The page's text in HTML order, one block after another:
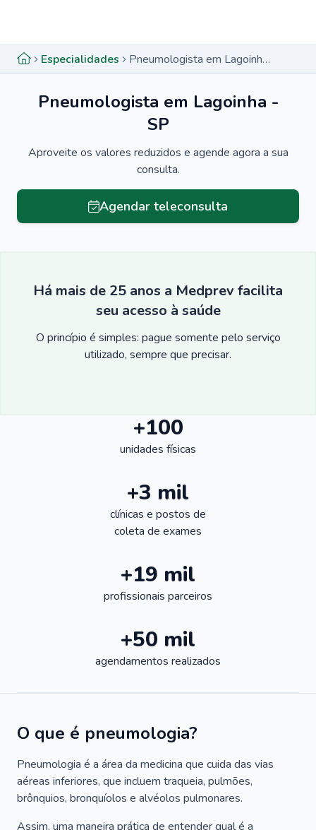
Especialidades Pneumologista em Lagoinha - SP
Pneumologista em Lagoinha -
SP
Aproveite os valores reduzidos e agende agora a sua
consulta.
Agendar teleconsulta
Há mais de 25 anos a Medprev facilita
seu acesso à saúde
O princípio é simples: pague somente pelo serviço
utilizado, sempre que precisar.
+100
unidades físicas
+3 mil
clínicas e postos de
coleta de exames
+19 mil
profissionais parceiros
+50 mil
agendamentos realizados
O que é pneumologia?
Pneumologia é a área da medicina que cuida das vias
aéreas inferiores, que incluem traqueia, pulmões,
brônquios, bronquíolos e alvéolos pulmonares.
Assim, uma maneira prática de entender qual é a